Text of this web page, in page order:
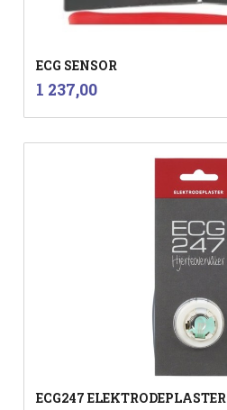
ECG SENSOR
Pris
1 237,00
ECG247 ELEKTRODEPLASTER